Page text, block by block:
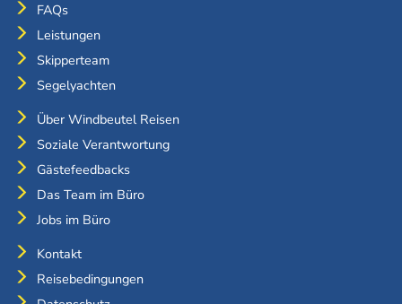
FAQs
Leistungen
Skipperteam
Segelyachten
Über Windbeutel Reisen
Soziale Verantwortung
Gästefeedbacks
Das Team im Büro
Jobs im Büro
Kontakt
Reisebedingungen